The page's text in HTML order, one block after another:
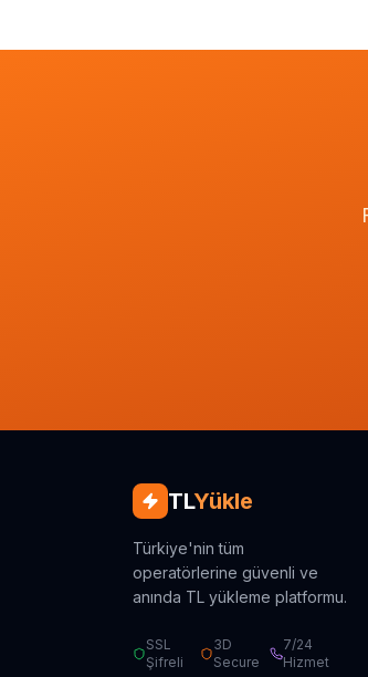
TLYükle
Türkiye'nin tüm
operatörlerine güvenli ve
anında TL yükleme platformu.
SSL
Şifreli
3D
Secure
7/24
Hizmet